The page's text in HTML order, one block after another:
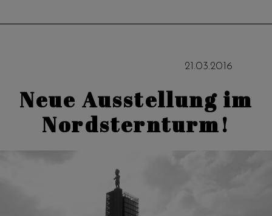
21 .03.2016
Neue Ausstellung im
Nordsternturm!